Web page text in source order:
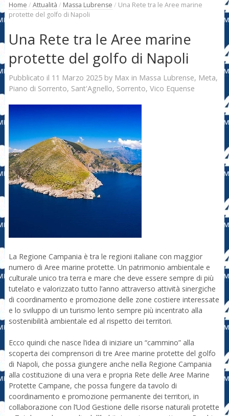
Home / Attualità / Massa Lubrense / Una Rete tra le Aree marine
protette del golfo di Napoli
Una Rete tra le Aree marine
protette del golfo di Napoli
Pubblicato il 11 Marzo 2025by Max in Massa Lubrense, Meta,
Piano di Sorrento, Sant'Agnello, Sorrento, Vico Equense
La Regione Campania è tra le regioni italiane con maggior
numero di Aree marine protette. Un patrimonio ambientale e
culturale unico tra terra e mare che deve essere sempre di più
tutelato e valorizzato tutto l’anno attraverso attività sinergiche
di coordinamento e promozione delle zone costiere interessate
e lo sviluppo di un turismo lento sempre più incentrato alla
sostenibilità ambientale ed al rispetto dei territori.
Ecco quindi che nasce l’idea di iniziare un “cammino” alla
scoperta dei comprensori di tre Aree marine protette del golfo
di Napoli, che possa giungere anche nella Regione Campania
alla costituzione di una vera e propria Rete delle Aree Marine
Protette Campane, che possa fungere da tavolo di
coordinamento e promozione permanente dei territori, in
collaborazione con l’Uod Gestione delle risorse naturali protette